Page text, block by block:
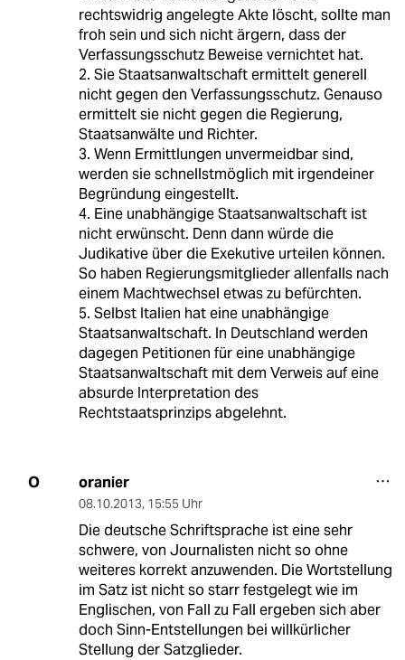
rechtswidrig angelegte Akte löscht, sollte man
froh sein und sich nicht ärgern, dass der
Verfassungsschutz Beweise vernichtet hat.
2. Sie Staatsanwaltschaft ermittelt generell
nicht gegen den Verfassungsschutz. Genauso
ermittelt sie nicht gegen die Regierung,
Staatsanwälte und Richter.
3. Wenn Ermittlungen unvermeidbar sind,
werden sie schnellstmöglich mit irgendeiner
Begründung eingestellt.
4. Eine unabhängige Staatsanwaltschaft ist
nicht erwünscht. Denn dann würde die
Judikative über die Exekutive urteilen können.
So haben Regierungsmitglieder allenfalls nach
einem Machtwechsel etwas zu befürchten.
5. Selbst Italien hat eine unabhängige
Staatsanwaltschaft. In Deutschland werden
dagegen Petitionen für eine unabhängige
Staatsanwaltschaft mit dem Verweis auf eine
absurde Interpretation des
Rechtstaatsprinzips abgelehnt.
O oranier
08.10.2013, 15:55 Uhr
Die deutsche Schriftsprache ist eine sehr
schwere, von Journalisten nicht so ohne
weiteres korrekt anzuwenden. Die Wortstellung
im Satz ist nicht so starr festgelegt wie im
Englischen, von Fall zu Fall ergeben sich aber
doch Sinn-Entstellungen bei willkürlicher
Stellung der Satzglieder.